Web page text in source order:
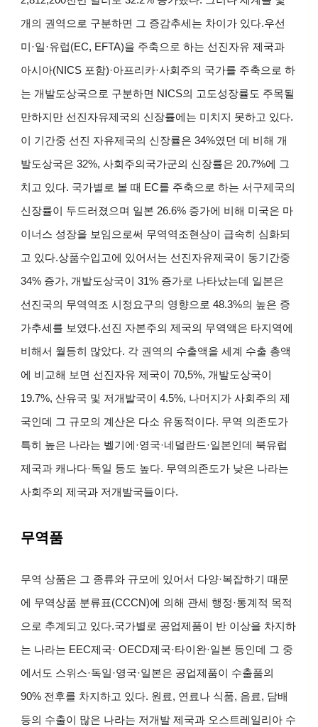
개의 권역으로 구분하면 그 증감추세는 차이가 있다.우선
미·일·유럽(EC, EFTA)을 주축으로 하는 선진자유 제국과
아시아(NICS 포함)·아프리카·사회주의 국가를 주축으로 하
는 개발도상국으로 구분하면 NICS의 고도성장률도 주목될
만하지만 선진자유제국의 신장률에는 미치지 못하고 있다.
이 기간중 선진 자유제국의 신장률은 34%였던 데 비해 개
발도상국은 32%, 사회주의국가군의 신장률은 20.7%에 그
치고 있다. 국가별로 볼 때 EC를 주축으로 하는 서구제국의
신장률이 두드러졌으며 일본 26.6% 증가에 비해 미국은 마
이너스 성장을 보임으로써 무역역조현상이 급속히 심화되
고 있다.상품수입고에 있어서는 선진자유제국이 동기간중
34% 증가, 개발도상국이 31% 증가로 나타났는데 일본은
선진국의 무역역조 시정요구의 영향으로 48.3%의 높은 증
가추세를 보였다.선진 자본주의 제국의 무역액은 타지역에
비해서 월등히 많았다. 각 권역의 수출액을 세계 수출 총액
에 비교해 보면 선진자유 제국이 70,5%, 개발도상국이
19.7%, 산유국 및 저개발국이 4.5%, 나머지가 사회주의 제
국인데 그 규모의 계산은 다소 유동적이다. 무역 의존도가
특히 높은 나라는 벨기에·영국·네덜란드·일본인데 북유럽
제국과 캐나다·독일 등도 높다. 무역의존도가 낮은 나라는
사회주의 제국과 저개발국들이다.
무역품
무역 상품은 그 종류와 규모에 있어서 다양·복잡하기 때문
에 무역상품 분류표(CCCN)에 의해 관세 행정·통계적 목적
으로 추계되고 있다.국가별로 공업제품이 반 이상을 차지하
는 나라는 EEC제국· OECD제국·타이완·일본 등인데 그 중
에서도 스위스·독일·영국·일본은 공업제품이 수출품의
90% 전후를 차지하고 있다. 원료, 연료나 식품, 음료, 담배
등의 수출이 많은 나라는 저개발 제국과 오스트레일리아 수